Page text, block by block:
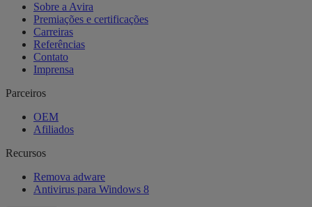
Sobre a Avira
Premiações e certificações
Carreiras
Referências
Contato
Imprensa
Parceiros
OEM
Afiliados
Recursos
Remova adware
Antivirus para Windows 8